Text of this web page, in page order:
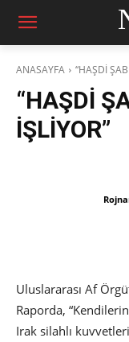
ANASAYFA “HAŞDİ
“HAŞDİ
İŞLİYOR”
Uluslararası Af
Raporda,
Irak silahlı